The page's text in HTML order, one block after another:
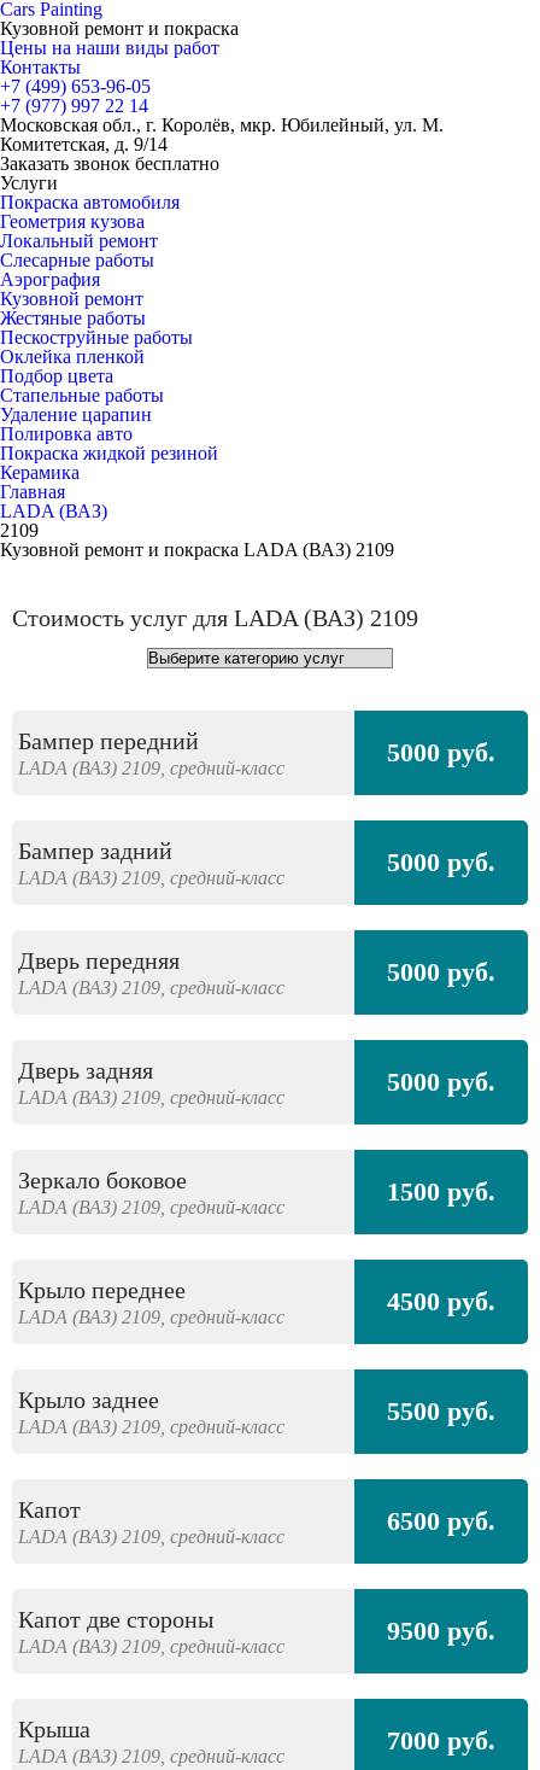
Cars Painting
Кузовной ремонт и покраска
Цены на наши виды работ
Контакты
+7 (499) 653-96-05
+7 (977) 997 22 14
Московская обл., г. Королёв, мкр. Юбилейный, ул. М.
Комитетская, д. 9/14
Заказать звонок бесплатно
Услуги
Покраска автомобиля
Геометрия кузова
Локальный ремонт
Слесарные работы
Аэрография
Кузовной ремонт
Жестяные работы
Пескоструйные работы
Оклейка пленкой
Подбор цвета
Стапельные работы
Удаление царапин
Полировка авто
Покраска жидкой резиной
Керамика
Главная
LADA (ВАЗ)
2109
Кузовной ремонт и покраска LADA (ВАЗ) 2109
Стоимость услуг для LADA (ВАЗ) 2109
Бампер передний
LADA (ВАЗ) 2109, средний-класс 5000 руб.
Бампер задний
LADA (ВАЗ) 2109, средний-класс 5000 руб.
Дверь передняя
LADA (ВАЗ) 2109, средний-класс 5000 руб.
Дверь задняя
LADA (ВАЗ) 2109, средний-класс 5000 руб.
Зеркало боковое
LADA (ВАЗ) 2109, средний-класс 1500 руб.
Крыло переднее
LADA (ВАЗ) 2109, средний-класс 4500 руб.
Крыло заднее
LADA (ВАЗ) 2109, средний-класс 5500 руб.
Капот
LADA (ВАЗ) 2109, средний-класс 6500 руб.
Капот две стороны
LADA (ВАЗ) 2109, средний-класс 9500 руб.
Крыша
LADA (ВАЗ) 2109, средний-класс 7000 руб.